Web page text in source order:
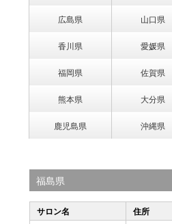
広島県 山口県
香川県 愛媛県
福岡県 佐賀県
熊本県 大分県
鹿児島県 沖縄県
福島県
サロン名 住所